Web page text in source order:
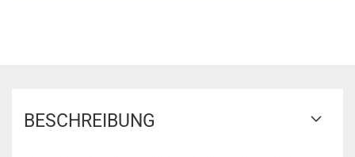
BESCHREIBUNG